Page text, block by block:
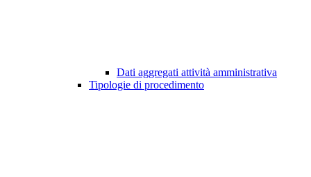
Dati aggregati attività amministrativa
Tipologie di procedimento